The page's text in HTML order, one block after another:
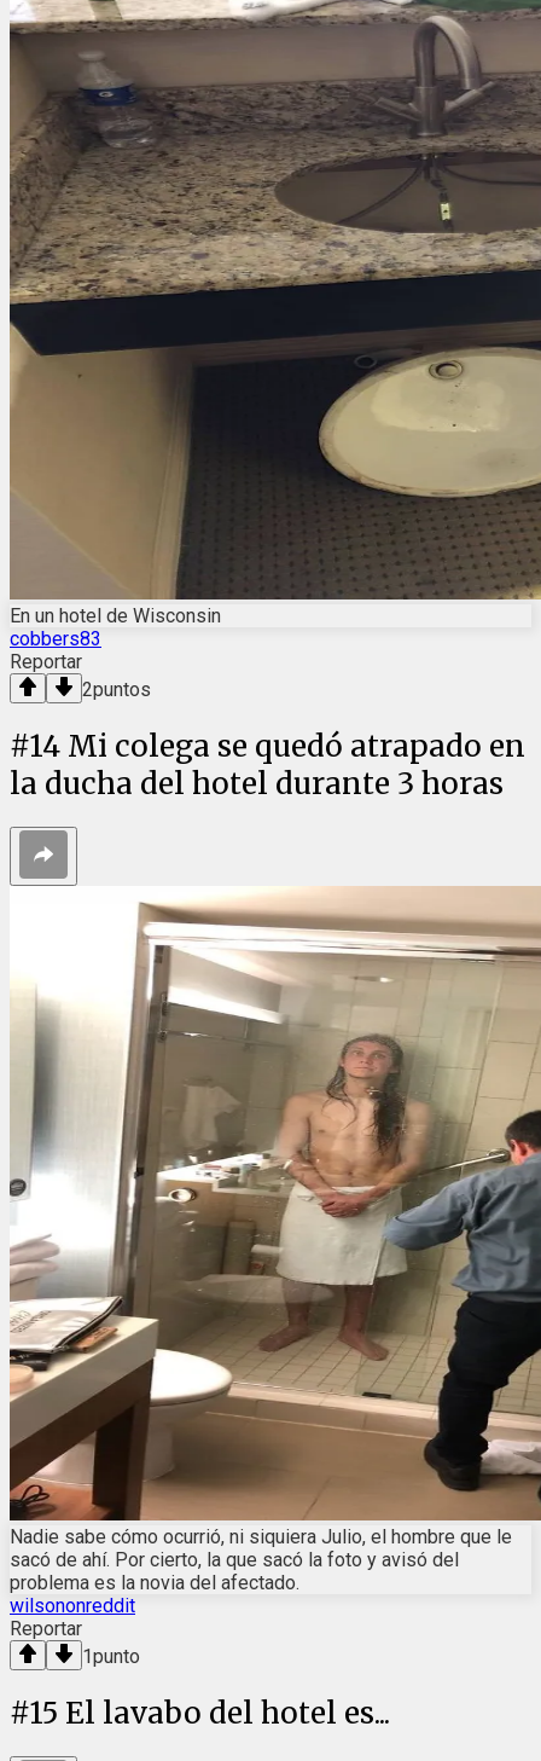
En un hotel de Wisconsin
cobbers83
Reportar
2puntos
#14 Mi colega se quedó atrapado en
la ducha del hotel durante 3 horas
Nadie sabe cómo ocurrió, ni siquiera Julio, el hombre que le
sacó de ahí. Por cierto, la que sacó la foto y avisó del
problema es la novia del afectado.
wilsononreddit
Reportar
1punto
#15 El lavabo del hotel es...